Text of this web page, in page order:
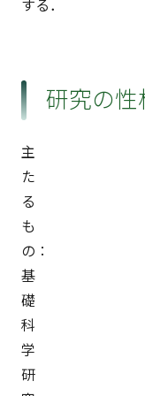
する．
研究の性
主
た
る
も
の：
基
礎
科
学
研